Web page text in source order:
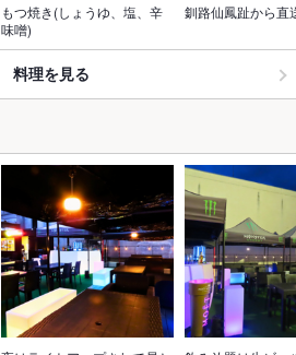
もつ焼き(しょうゆ、塩、辛
味噌)
釧路仙鳳趾から直
料理を見る